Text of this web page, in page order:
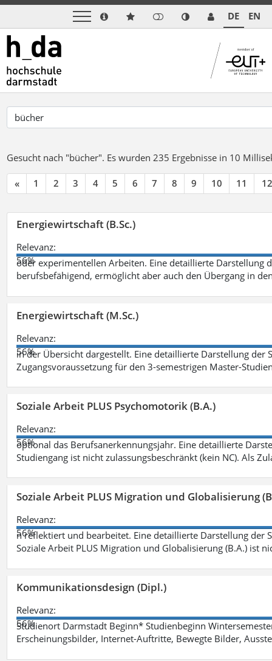
DE EN
Gesucht nach "bücher". Es wurden 235 Ergebnisse in 10
« 1 2 3 4 5 6 7 8 9 10 11 12
Energiewirtschaft (B.Sc.)
Relevanz:
56%
oder experimentellen Arbeiten. Eine detaillierte Darstellung
berufsbefähigend, ermöglicht aber auch den Übergang in
Energiewirtschaft (M.Sc.)
Relevanz:
56%
in der Übersicht dargestellt. Eine detaillierte Darstellung der
Zugangsvoraussetzung für den 3-semestrigen Master-
Soziale Arbeit PLUS Psychomotorik (B.A.)
Relevanz:
56%
optional das Berufsanerkennungsjahr. Eine detaillierte
Studiengang ist nicht zulassungsbeschränkt (kein NC). Als
Soziale Arbeit PLUS Migration und Globalisierung
Relevanz:
56%
n reflektiert und bearbeitet. Eine detaillierte Darstellung der
Soziale Arbeit PLUS Migration und Globalisierung (B.A.) ist
Kommunikationsdesign (Dipl.)
Relevanz:
56%
Studienort Darmstadt Beginn* Studienbeginn
Erscheinungsbilder, Internet-Auftritte, Bewegte Bilder,